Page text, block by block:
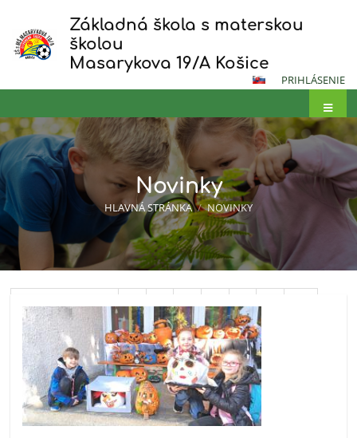
Základná škola s materskou
školou
Masarykova 19/A Košice
PRIHLÁSENIE
Novinky
HLAVNÁ STRÁNKA / NOVINKY
Novinky
11
12 13 Ďalší